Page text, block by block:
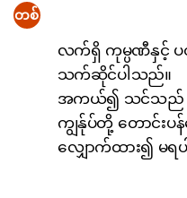
တစ်
လက်ရှိ ကုမ္ပဏီနှင့် ပ
သက်ဆိုင်ပါသည်။
အကယ်၍ သင်သည် ၎
ကျွန်ုပ်တို့ တောင်း
လျှောက်ထား၍ မရပ